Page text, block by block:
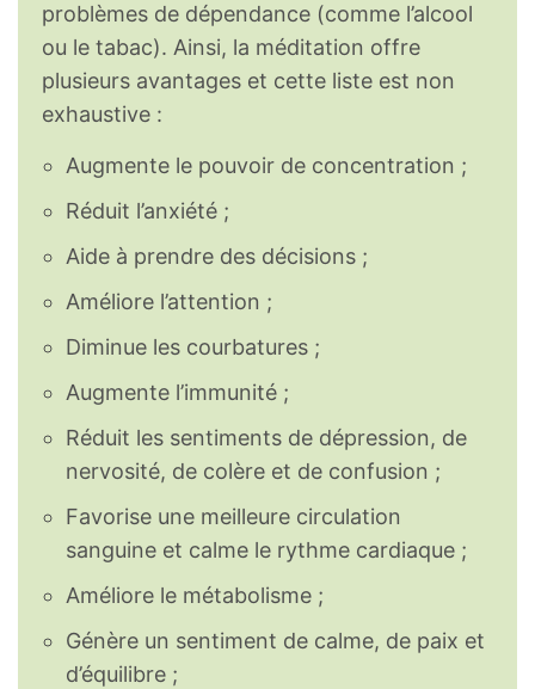
problèmes de dépendance (comme l’alcool
ou le tabac). Ainsi, la méditation offre
plusieurs avantages et cette liste est non
exhaustive :
Augmente le pouvoir de concentration ;
Réduit l’anxiété ;
Aide à prendre des décisions ;
Améliore l’attention ;
Diminue les courbatures ;
Augmente l’immunité ;
Réduit les sentiments de dépression, de
nervosité, de colère et de confusion ;
Favorise une meilleure circulation
sanguine et calme le rythme cardiaque ;
Améliore le métabolisme ;
Génère un sentiment de calme, de paix et
d’équilibre ;